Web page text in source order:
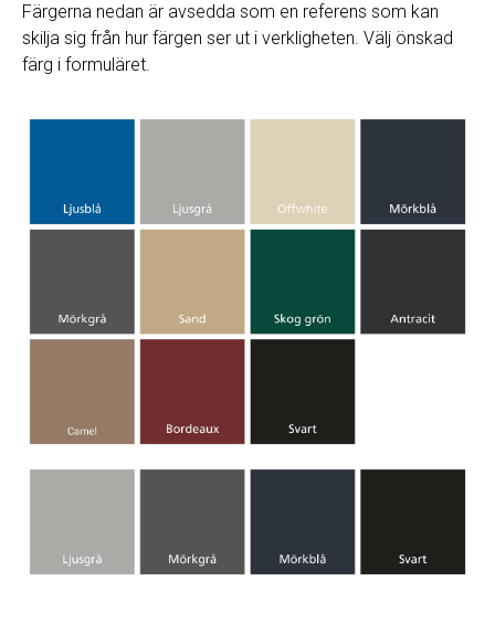
Färgerna nedan är avsedda som en referens som kan
skilja sig från hur färgen ser ut i verkligheten. Välj önskad
färg i formuläret.